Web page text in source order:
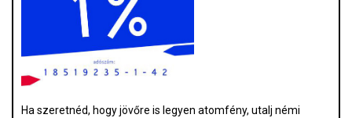
Ha szeretnéd, hogy jövőre is legyen atomfény, utalj némi